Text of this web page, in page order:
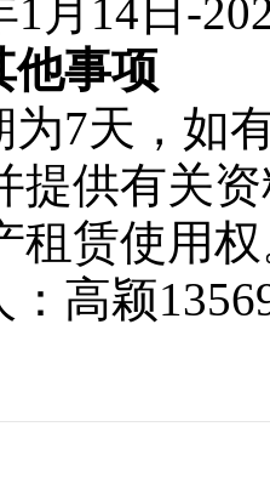
1月14日-
他事项
为7天，如
提供有关
租赁使用
高颖